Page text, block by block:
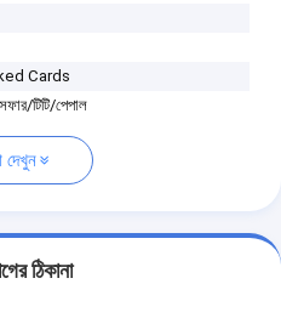
Cards
টিটি/পেপাল
ঠিকানা